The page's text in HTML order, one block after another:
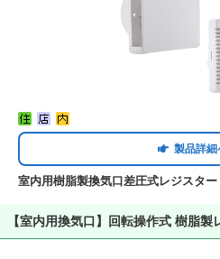
製品詳細
室内用樹脂製換気口差圧式レジスター
【室内用換気口】回転操作式 樹脂製